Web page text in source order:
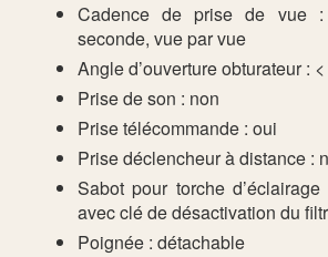
Cadence de prise de vue
seconde, vue par vue
Angle d’ouverture obturateur :
Prise de son : non
Prise télécommande : oui
Prise déclencheur à distance :
Sabot pour torche
avec clé de désactivation du
Poignée : détachable